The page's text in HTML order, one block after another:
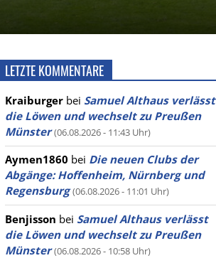
LETZTE KOMMENTARE
Kraiburger bei Samuel Althaus verlässt
die Löwen und wechselt zu Preußen
Münster (06.08.2026 - 11:43 Uhr)
Aymen1860 bei Die neuen Clubs der
Abgänge: Hoffenheim, Nürnberg und
Regensburg (06.08.2026 - 11:01 Uhr)
Benjisson bei Samuel Althaus verlässt
die Löwen und wechselt zu Preußen
Münster (06.08.2026 - 10:58 Uhr)